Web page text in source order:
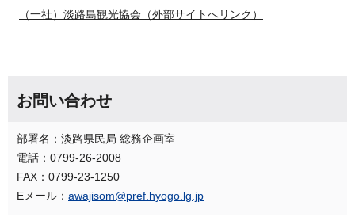
（一社）淡路島観光協会（外部サイトへリンク）
お問い合わせ
部署名：淡路県民局 総務企画室
電話：0799-26-2008
FAX：0799-23-1250
Eメール： awajisom@pref.hyogo.lg.jp